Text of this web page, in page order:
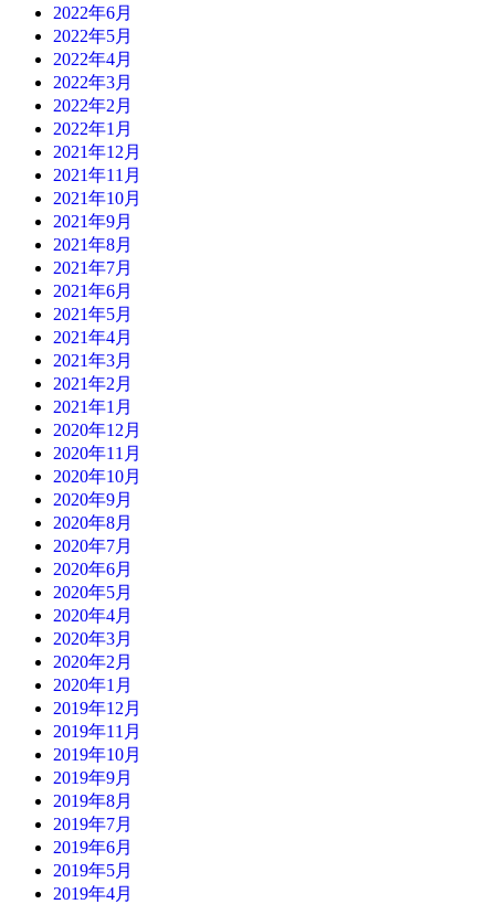
2022年6月
2022年5月
2022年4月
2022年3月
2022年2月
2022年1月
2021年12月
2021年11月
2021年10月
2021年9月
2021年8月
2021年7月
2021年6月
2021年5月
2021年4月
2021年3月
2021年2月
2021年1月
2020年12月
2020年11月
2020年10月
2020年9月
2020年8月
2020年7月
2020年6月
2020年5月
2020年4月
2020年3月
2020年2月
2020年1月
2019年12月
2019年11月
2019年10月
2019年9月
2019年8月
2019年7月
2019年6月
2019年5月
2019年4月